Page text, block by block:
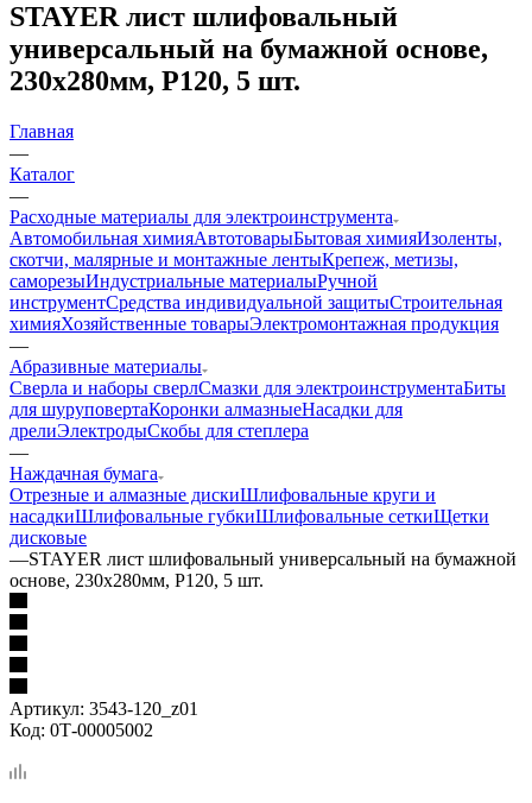
STAYER лист шлифовальный
универсальный на бумажной основе,
230х280мм, Р120, 5 шт.
Главная
—
Каталог
—
Расходные материалы для электроинструмента
Автомобильная химияАвтотоварыБытовая химияИзоленты,
скотчи, малярные и монтажные лентыКрепеж, метизы,
саморезыИндустриальные материалыРучной
инструментСредства индивидуальной защитыСтроительная
химияХозяйственные товарыЭлектромонтажная продукция
—
Абразивные материалы
Сверла и наборы сверлСмазки для электроинструментаБиты
для шуруповертаКоронки алмазныеНасадки для
дрелиЭлектродыСкобы для степлера
—
Наждачная бумага
Отрезные и алмазные дискиШлифовальные круги и
насадкиШлифовальные губкиШлифовальные сеткиЩетки
дисковые
—STAYER лист шлифовальный универсальный на бумажной
основе, 230х280мм, Р120, 5 шт.
Артикул: 3543-120_z01
Код: 0Т-00005002